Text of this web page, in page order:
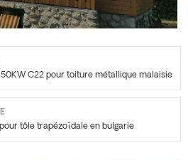
C22 pour toiture métallique malaisie
tôle trapézoïdale en bulgarie